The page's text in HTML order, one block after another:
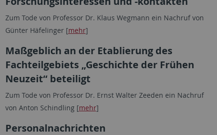
Zum Tode von Professor Dr. Klaus Wegmann ein Nachruf von
Günter Häfelinger [mehr]
Maßgeblich an der Etablierung des
Fachteilgebiets „Geschichte der Frühen
Neuzeit“ beteiligt
Zum Tode von Professor Dr. Ernst Walter Zeeden ein Nachruf
von Anton Schindling [mehr]
Personalnachrichten